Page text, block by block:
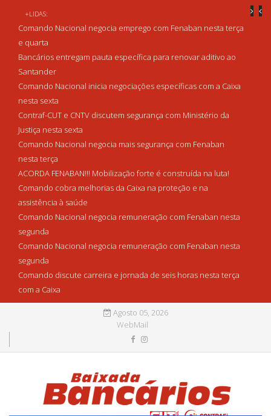
+LIDAS:
Comando Nacional negocia emprego com Fenaban nesta terça
e quarta
Bancários entregam pauta específica para renovar aditivo ao
Santander
Comando Nacional inicia negociações específicas com a Caixa
nesta sexta
Contraf-CUT e CNTV discutem segurança com Ministério da
Justiça nesta sexta
Comando Nacional negocia mais segurança com Fenaban
nesta terça
ACORDA FENABAN!!! Mobilização forte é construída na luta!
Comando cobra melhorias da Caixa na proteção e na
assistência à saúde
Comando Nacional negocia remuneração com Fenaban nesta
segunda
Comando Nacional negocia remuneração com Fenaban nesta
segunda
Comando discute carreira e jornada de seis horas nesta terça
com a Caixa
Agosto 05, 2026
WebMail